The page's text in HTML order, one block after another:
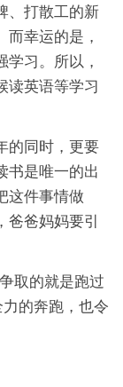
、打散工的新
幸运的是，
习。所以，
读英语等学习
的同时，更要
书是唯一的出
这件事情做
爸妈妈要引
取的就是跑过
的奔跑，也令